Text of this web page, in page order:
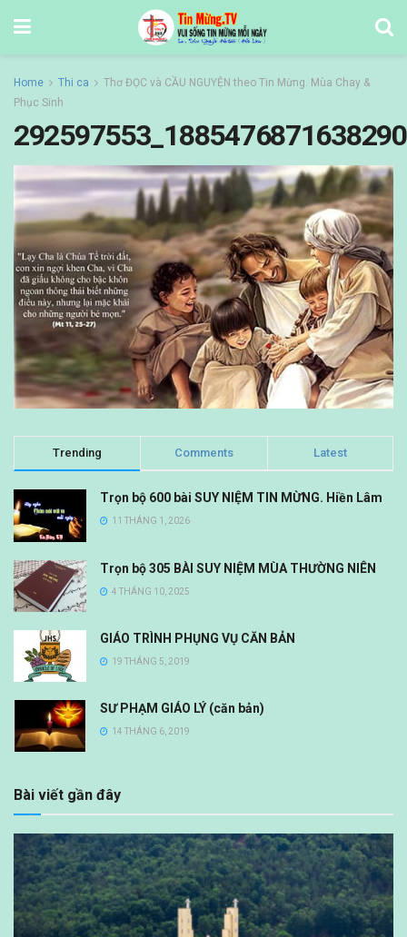
Home Thi ca
Thơ ĐỌC và CẦU NGUYỆN theo Tin Mừng. Mùa Chay &
Phục Sinh
Trending Comments Latest
Trọn bộ 600 bài SUY NIỆM TIN MỪNG. Hiền Lâm
11 THÁNG 1, 2026
Trọn bộ 305 BÀI SUY NIỆM MÙA THƯỜNG NIÊN
4 THÁNG 10, 2025
GIÁO TRÌNH PHỤNG VỤ CĂN BẢN
19 THÁNG 5, 2019
SƯ PHẠM GIÁO LÝ (căn bản)
14 THÁNG 6, 2019
Bài viết gần đây